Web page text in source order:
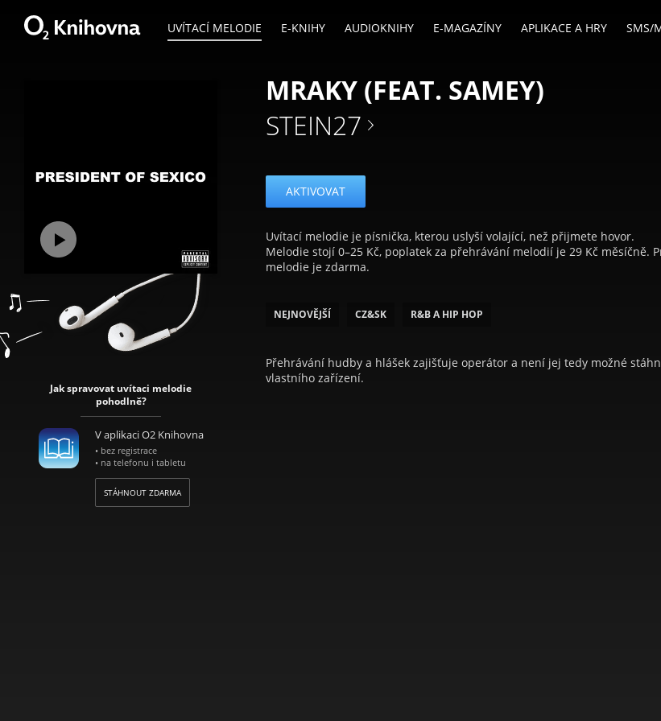
UVÍTACÍ MELODIE E-KNIHY AUDIOKNIHY E-MAGAZÍNY APLIKACE A HRY SMS/
Jak spravovat uvítaci melodie
pohodlně?
V aplikaci O2 Knihovna
• bez registrace
• na telefonu i tabletu
STÁHNOUT ZDARMA
MRAKY (FEAT. SAMEY)
STEIN27
AKTIVOVAT
Uvítací melodie je písnička, kterou uslyší volající, než přijmete hovor.
Melodie stojí 0–25 Kč, poplatek za přehrávání melodií je 29 Kč měsíčně.
melodie je zdarma.
NEJNOVĚJŠÍ CZ&SK R&B A HIP HOP
Přehrávání hudby a hlášek zajišťuje operátor a není jej tedy možné
vlastního zařízení.